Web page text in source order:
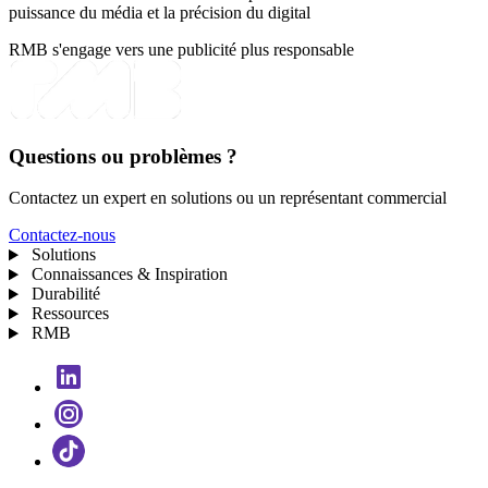
puissance du média et la précision du digital
RMB s'engage vers une publicité plus responsable
Questions ou problèmes ?
Contactez un expert en solutions ou un représentant commercial
Contactez-nous
Solutions
Connaissances & Inspiration
Durabilité
Ressources
RMB